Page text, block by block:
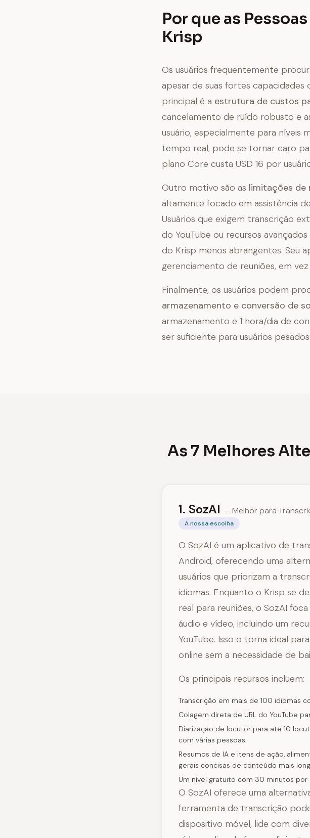
Por que as
Krisp
Os usuários frequentemente
apesar de suas fortes
principal é a estrutura de custos
cancelamento de ruído robusto e
usuário, especialmente para
tempo real, pode se tornar caro
plano Core custa USD 16 por
Outro motivo são as limitações de
altamente focado em assistência
Usuários que exigem transcrição
do YouTube ou recursos
do Krisp menos abrangentes. Seu
gerenciamento de reuniões, em
Finalmente, os usuários podem
armazenamento e conversão de
armazenamento e 1 hora/dia de
ser suficiente para usuários
As 7 Melhores
1. SozAI — Melhor para
A nossa escolha
O SozAI é um aplicativo de
Android, oferecendo uma
usuários que priorizam a
idiomas. Enquanto o Krisp se
real para reuniões, o SozAI
áudio e vídeo, incluindo um
YouTube. Isso o torna ideal
online sem a necessidade de
Os principais recursos incluem:
Transcrição em mais de 100 idiomas
Colagem direta de URL do YouTube
Diarização de locutor para até 10
com várias pessoas.
Resumos de IA e itens de ação,
gerais concisas de conteúdo mais
Um nível gratuito com 30 minutos
O SozAI oferece uma
ferramenta de transcrição
dispositivo móvel, lide com